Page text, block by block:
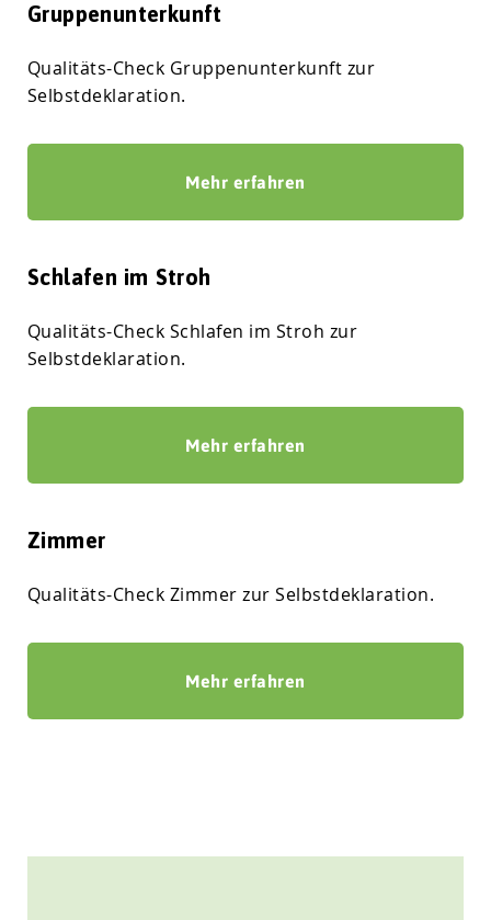
Gruppenunterkunft
Qualitäts-Check Gruppenunterkunft zur
Selbstdeklaration.
Mehr erfahren
Schlafen im Stroh
Qualitäts-Check Schlafen im Stroh zur
Selbstdeklaration.
Mehr erfahren
Zimmer
Qualitäts-Check Zimmer zur Selbstdeklaration.
Mehr erfahren